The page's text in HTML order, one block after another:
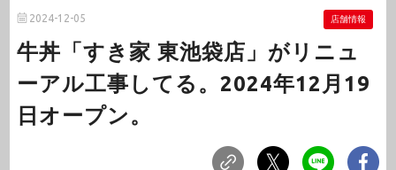
2024-12-05 店舗情報
牛丼「すき家 東池袋店」がリニュ
ーアル工事してる。2024年12月19
日オープン。